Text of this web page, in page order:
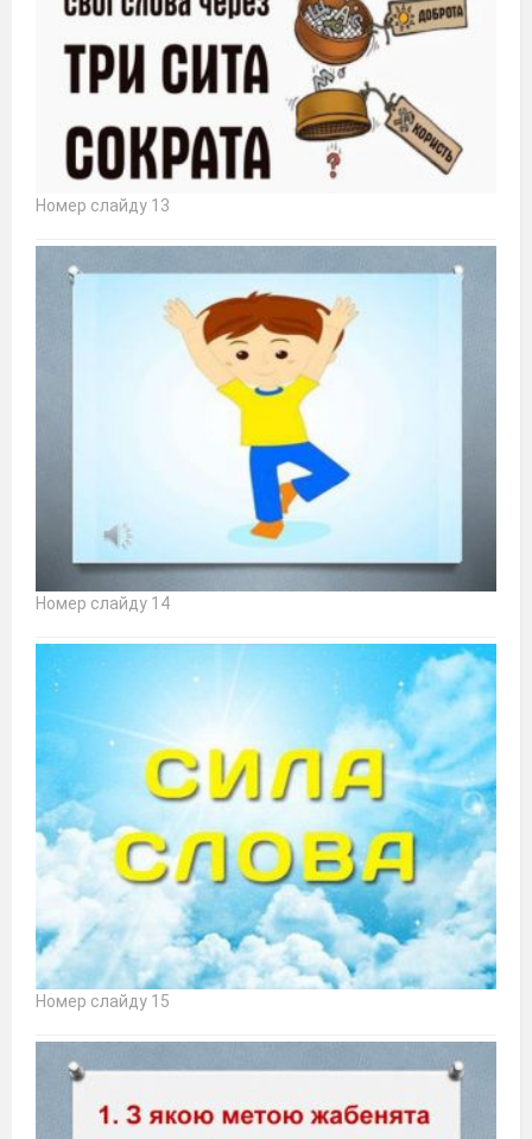
Номер слайду 13
Номер слайду 14
Номер слайду 15